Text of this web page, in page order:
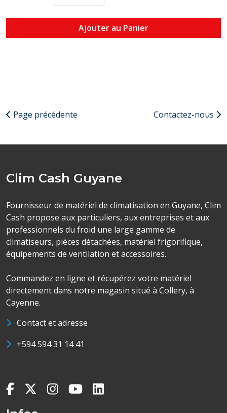
Ajouter au Panier
Page précédente Contactez-nous
Clim Cash Guyane
Fournisseur de matériel de climatisation en Guyane, Clim
Cash propose aux particuliers, aux entreprises et aux
professionnels du froid une large gamme de
climatiseurs, pièces détachées, matériel frigorifique,
équipements de ventilation et accessoires.
Commandez en ligne et récupérez votre matériel
directement dans notre magasin situé à Collery, à
Cayenne.
Contact et adresse
+594 594 31 14 41